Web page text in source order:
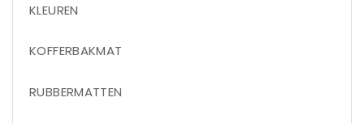
KLEUREN
KOFFERBAKMAT
RUBBERMATTEN